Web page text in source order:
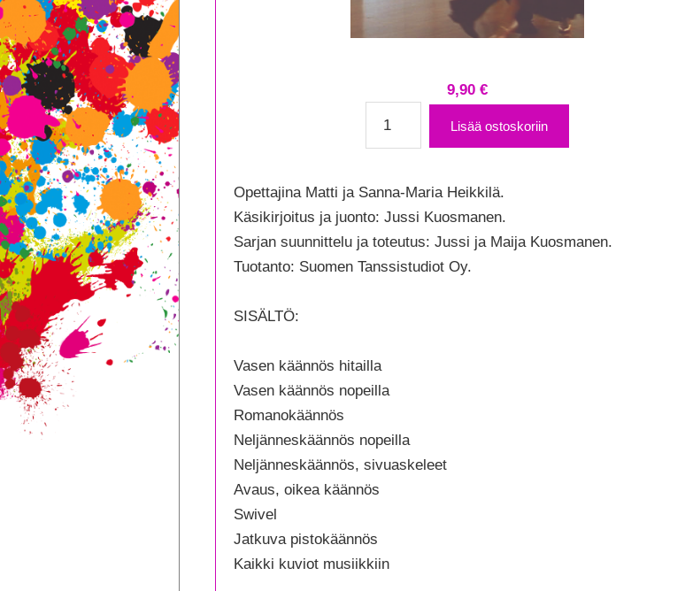
9,90€
–
Tango
(jatkokurssi)
määrä
Lisää ostoskoriin
Opettajina Matti ja Sanna-Maria Heikkilä.
Käsikirjoitus ja juonto: Jussi Kuosmanen.
Sarjan suunnittelu ja toteutus: Jussi ja Maija Kuosmanen.
Tuotanto: Suomen Tanssistudiot Oy.
SISÄLTÖ:
Vasen käännös hitailla
Vasen käännös nopeilla
Romanokäännös
Neljänneskäännös nopeilla
Neljänneskäännös, sivuaskeleet
Avaus, oikea käännös
Swivel
Jatkuva pistokäännös
Kaikki kuviot musiikkiin